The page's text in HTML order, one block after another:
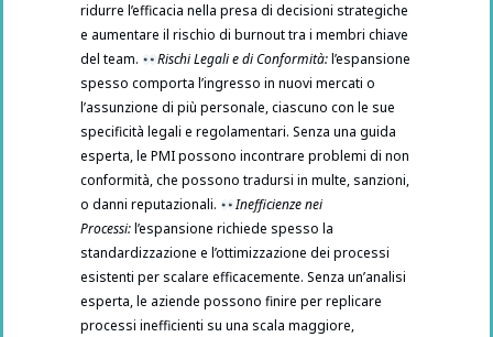
ridurre l’efficacia nella presa di decisioni strategiche
e aumentare il rischio di burnout tra i membri chiave
del team.
Rischi Legali e di Conformità:l’espansione
spesso comporta l’ingresso in nuovi mercati o
l’assunzione di più personale, ciascuno con le sue
specificità legali e regolamentari. Senza una guida
esperta, le PMI possono incontrare problemi di non
conformità, che possono tradursi in multe, sanzioni,
o danni reputazionali.
Inefficienze nei
Processi:l’espansione richiede spesso la
standardizzazione e l’ottimizzazione dei processi
esistenti per scalare efficacemente. Senza un’analisi
esperta, le aziende possono finire per replicare
processi inefficienti su una scala maggiore,